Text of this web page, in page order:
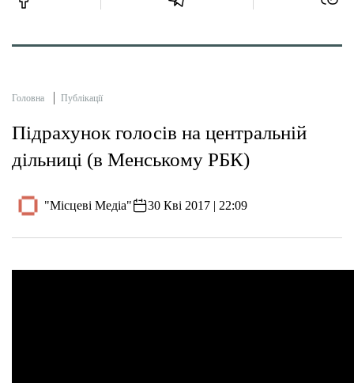
Головна Публікації
​Підрахунок голосів на центральній
дільниці (в Менському РБК)
"Місцеві Медіа" 30 Кві 2017 | 22:09